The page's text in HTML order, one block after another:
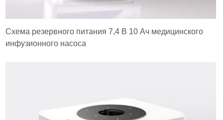
Схема резервного питания 7,4 В 10 Ач медицинского
инфузионного насоса